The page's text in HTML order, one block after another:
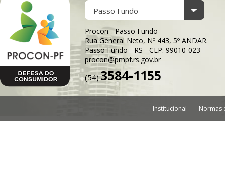
Passo Fundo
Procon - Passo Fundo
Rua General Neto, Nº 443, 5º ANDAR.
Passo Fundo - RS - CEP: 99010-023
procon@pmpf.rs.gov.br
(54)3584-1155
Institucional Normas